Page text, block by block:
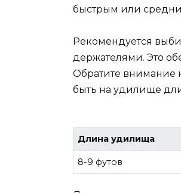
быстрым или
Рекомендуется
держателями. Это
Обратите внимание
быть на удилище
Длина удилища
8-9 футов